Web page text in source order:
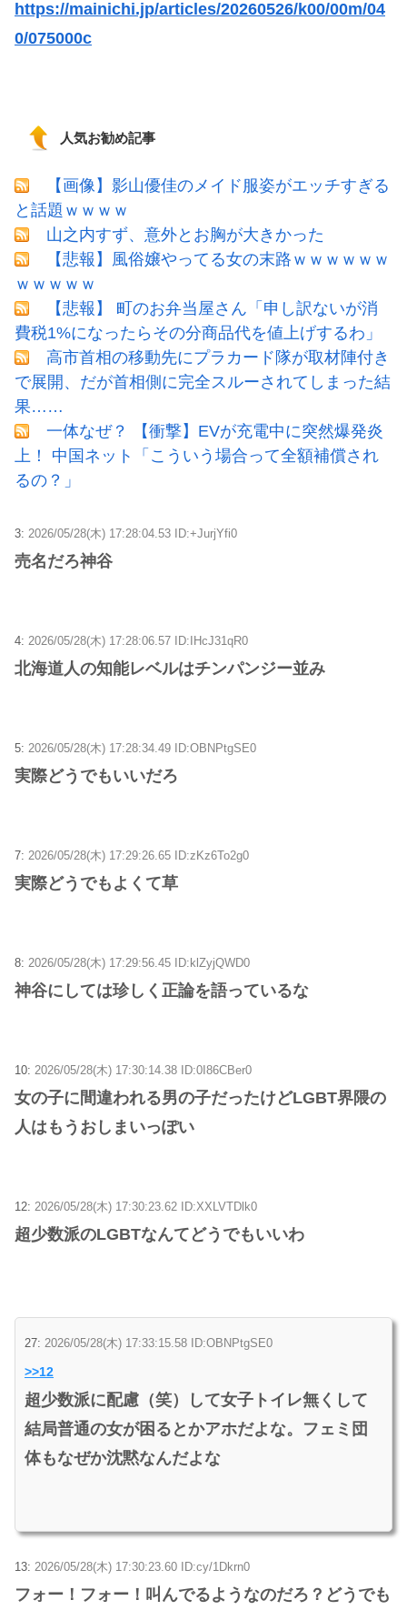
https://mainichi.jp/articles/20260526/k00/00m/04
0/075000c
人気お勧め記事
【画像】影山優佳のメイド服姿がエッチすぎる
と話題ｗｗｗｗ
山之内すず、意外とお胸が大きかった
【悲報】風俗嬢やってる女の末路ｗｗｗｗｗｗ
ｗｗｗｗｗ
【悲報】 町のお弁当屋さん「申し訳ないが消
費税1%になったらその分商品代を値上げするわ」
高市首相の移動先にプラカード隊が取材陣付き
で展開、だが首相側に完全スルーされてしまった結
果……
一体なぜ？ 【衝撃】EVが充電中に突然爆発炎
上！ 中国ネット「こういう場合って全額補償され
るの？」
3: 2026/05/28(木) 17:28:04.53 ID:+JurjYfi0
売名だろ神谷
4: 2026/05/28(木) 17:28:06.57 ID:IHcJ31qR0
北海道人の知能レベルはチンパンジー並み
5: 2026/05/28(木) 17:28:34.49 ID:OBNPtgSE0
実際どうでもいいだろ
7: 2026/05/28(木) 17:29:26.65 ID:zKz6To2g0
実際どうでもよくて草
8: 2026/05/28(木) 17:29:56.45 ID:klZyjQWD0
神谷にしては珍しく正論を語っているな
10: 2026/05/28(木) 17:30:14.38 ID:0I86CBer0
女の子に間違われる男の子だったけどLGBT界隈の
人はもうおしまいっぽい
12: 2026/05/28(木) 17:30:23.62 ID:XXLVTDlk0
超少数派のLGBTなんてどうでもいいわ
27: 2026/05/28(木) 17:33:15.58 ID:OBNPtgSE0
>>12
超少数派に配慮（笑）して女子トイレ無くして
結局普通の女が困るとかアホだよな。フェミ団
体もなぜか沈黙なんだよな
13: 2026/05/28(木) 17:30:23.60 ID:cy/1Dkrn0
フォー！フォー！叫んでるようなのだろ？どうでも